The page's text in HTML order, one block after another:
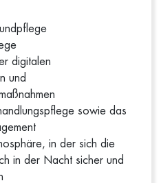
digitalen
und
sowie das
in der sich die
in der Nacht sicher und